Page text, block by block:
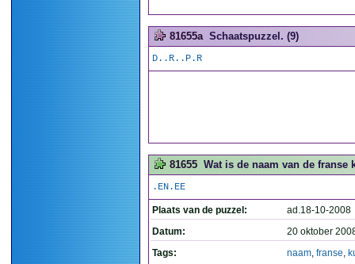
81655a Schaatspuzzel. (9)
D..R..P.R
81655 Wat is de naam van de franse
.EN.EE
Plaats van de puzzel:
ad.18-10-2008
Datum:
20 oktober
Tags:
naam, franse,